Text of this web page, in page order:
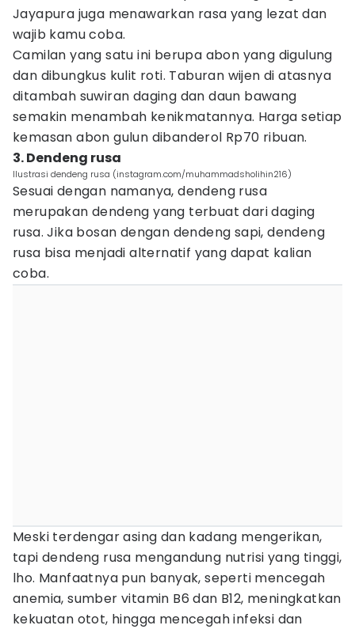
Jayapura juga menawarkan rasa yang lezat dan
wajib kamu coba.
Camilan yang satu ini berupa abon yang digulung
dan dibungkus kulit roti. Taburan wijen di atasnya
ditambah suwiran daging dan daun bawang
semakin menambah kenikmatannya. Harga setiap
kemasan abon gulun dibanderol Rp70 ribuan.
3. Dendeng rusa
Ilustrasi dendeng rusa (instagram.com/muhammadsholihin216)
Sesuai dengan namanya, dendeng rusa
merupakan dendeng yang terbuat dari daging
rusa. Jika bosan dengan dendeng sapi, dendeng
rusa bisa menjadi alternatif yang dapat kalian
coba.
Meski terdengar asing dan kadang mengerikan,
tapi dendeng rusa mengandung nutrisi yang tinggi,
lho. Manfaatnya pun banyak, seperti mencegah
anemia, sumber vitamin B6 dan B12, meningkatkan
kekuatan otot, hingga mencegah infeksi dan